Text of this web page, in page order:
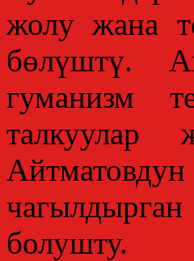
жолу жана
бөлүштү.
гуманизм
талкуулар
болушту.